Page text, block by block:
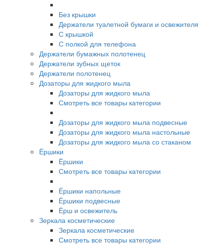
Без крышки
Держатели туалетной бумаги и освежителя
С крышкой
С полкой для телефона
Держатели бумажных полотенец
Держатели зубных щеток
Держатели полотенец
Дозаторы для жидкого мыла
Дозаторы для жидкого мыла
Смотреть все товары категории
Дозаторы для жидкого мыла подвесные
Дозаторы для жидкого мыла настольные
Дозаторы для жидкого мыла со стаканом
Ёршики
Ёршики
Смотреть все товары категории
Ёршики напольные
Ёршики подвесные
Ёрш и освежитель
Зеркала косметические
Зеркала косметические
Смотреть все товары категории